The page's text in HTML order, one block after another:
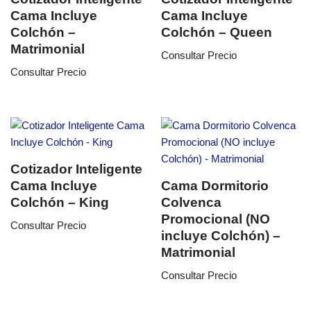
Cama Incluye
Colchón –
Matrimonial
Consultar Precio
Cama Incluye
Colchón – Queen
Consultar Precio
Cotizador Inteligente
Cama Incluye
Colchón – King
Consultar Precio
Cama Dormitorio
Colvenca
Promocional (NO
incluye Colchón) –
Matrimonial
Consultar Precio